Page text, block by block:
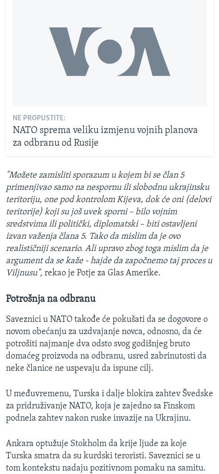
NE PROPUSTITE:
NATO sprema veliku izmjenu vojnih planova
za odbranu od Rusije
"Možete zamisliti sporazum u kojem bi se član 5
primenjivao samo na nespornu ili slobodnu ukrajinsku
teritoriju, one pod kontrolom Kijeva, dok će oni (delovi
teritorije) koji su još uvek sporni – bilo vojnim
sredstvima ili politički, diplomatski – biti ostavljeni
izvan važenja člana 5. Tako da mislim da je ovo
realističniji scenario. Ali upravo zbog toga mislim da je
argument da se kaže - hajde da započnemo taj proces u
Viljnusu", rekao je Potje za Glas Amerike.
Potrošnja na odbranu
Saveznici u NATO takođe će pokušati da se dogovore o
novom obećanju za uzdvajanje novca, odnosno, da će
potrošiti najmanje dva odsto svog godišnjeg bruto
domaćeg proizvoda na odbranu, usred zabrinutosti da
neke članice ne uspevaju da ispune cilj.
U međuvremenu, Turska i dalje blokira zahtev Švedske
za pridruživanje NATO, koja je zajedno sa Finskom
podnela zahtev nakon ruske invazije na Ukrajinu.
Ankara optužuje Stokholm da krije ljude za koje
Turska smatra da su kurdski teroristi. Saveznici se u
tom kontekstu nadaju pozitivnom pomaku na samitu.